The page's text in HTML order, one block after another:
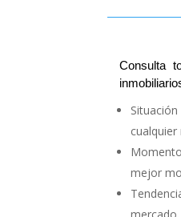
Consulta
cualquier
mejor